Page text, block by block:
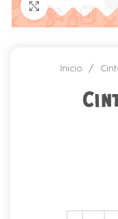
Click para
Inicio